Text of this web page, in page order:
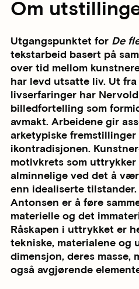
Om
Utgangspunktet for De
tekstarbeid basert på
over tid mellom
har levd utsatte liv. Ut
livserfaringer har
billedfortelling som
avmakt. Arbeidene gir
arketypiske fremstillinger
ikontradisjonen.
motivkrets som
alminnelige ved det å
enn idealiserte
Antonsen er å føre
materielle og det
Råskapen i uttrykket er
tekniske, materialene og
dimensjon, deres masse,
også avgjørende